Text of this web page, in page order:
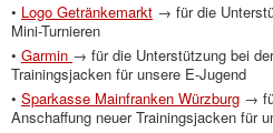
• Logo Getränkemarkt → für die
Mini-Turnieren
• Garmin → für die Unterstützung bei
Trainingsjacken für unsere E-Jugend
• Sparkasse Mainfranken Würzburg →
Anschaffung neuer Trainingsjacken für